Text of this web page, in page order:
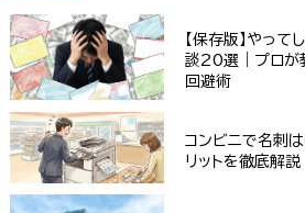
【保存版】やっ
談20選｜プロが
回避術
コンビニで名刺
リットを徹底解説